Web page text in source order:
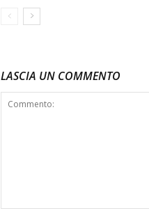
LASCIA UN COMMENTO